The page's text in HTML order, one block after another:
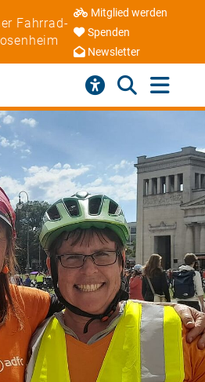
Fahrrad-
Mitglied werden
Spenden
Newsletter